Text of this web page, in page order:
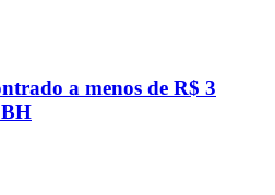
a menos de R$ 3
BH